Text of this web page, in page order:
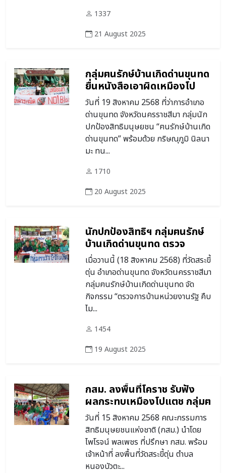
1337
21 August 2025
กลุ่มฅนรักษ์บ้านเกิดด่านขุนทด
ยื่นหนังสือเอาผิดเหมืองโป
แตช ครอบครองวัตถุระเบิด
เกินกำหนด ทั้งที่ EIA ระบุไม่
จำเป็นต้องใช้ จี้รัฐเร่งตรวจ
สอบเสียงคล้ายระเบิดในพื้นที่
วันที่ 19 สิงหาคม 2568 ที่ว่าการอำเภอ
ด่านขุนทด จังหวัดนครราชสีมา กลุ่มนัก
ปกป้องสิทธิมนุษยชน “ฅนรักษ์บ้านเกิด
ด่านขุนทด” พร้อมด้วย กริษณุภูมิ นิลนา
มะ ทน...
1710
20 August 2025
นักปกป้องสิทธิฯ กลุ่มฅนรักษ์
บ้านเกิดด่านขุนทด ตรวจ
การบ้านหน่วยงานรัฐ คืบไม่คืบ
แก้ปัญหาระเบิดเปิดอุโมงค์เห
มืองโปแตช เตรียมตะลุยบล็อก
ก่อนบ้านบึ้มครั้งที่ 3 ยื่น
หนังสือต่อนายอำเภอ-ร้อง
บริษัทตาม พ.ร.บ.อาวุธปืนฯ
เมื่อวานนี้ (18 สิงหาคม 2568) ที่วัดสระขี้
ตุ่น อำเภอด่านขุนทด จังหวัดนครราชสีมา
กลุ่มฅนรักษ์บ้านเกิดด่านขุนทด จัด
กิจกรรม “ตรวจการบ้านหน่วยงานรัฐ คืบ
ไม...
1454
19 August 2025
กสม. ลงพื้นที่โคราช รับฟัง
ผลกระทบเหมืองโปแตช กลุ่มฅ
นรักษ์บ้านเกิดด่านขุนทด ร้อง
ยับยั้งการใช้ระเบิด
วันที่ 15 สิงหาคม 2568 คณะกรรมการ
สิทธิมนุษยชนแห่งชาติ (กสม.) นำโดย
ไพโรจน์ พลเพชร ที่ปรึกษา กสม. พร้อม
เจ้าหน้าที่ ลงพื้นที่วัดสระขี้ตุ่น ตำบล
หนองบัวตะ...